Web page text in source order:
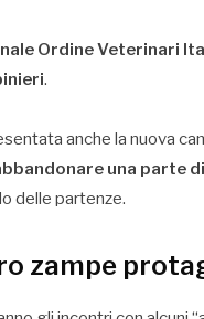
Ordine Veterinari
.
anche la nuova
una parte
delle partenze.
zampe